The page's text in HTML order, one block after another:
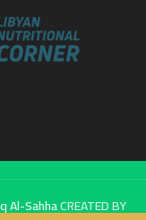
Al-SahhaCREATED BY